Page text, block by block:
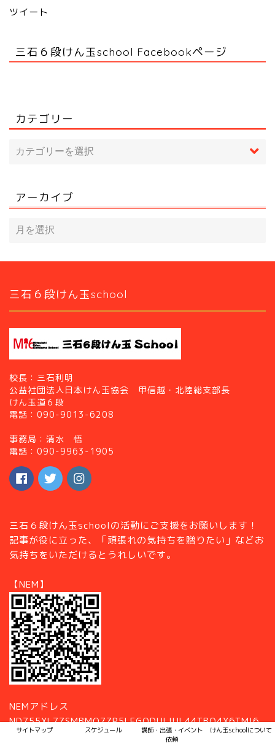
ツイート
三石６段けん玉school Facebookページ
カテゴリー
アーカイブ
三石６段けん玉school
校長：三石利明
公益社団法人日本けん玉協会 甲信越・北陸総支部長
けん玉道６段
電話：090-9013-6208
事務局：清水 悟
電話：090-9963-1905
三石６段けん玉schoolの活動にご支援をお願いします！
記事が役に立った、「頑張れの気持ちを贈りたい」などお
気持ちをいただけるとうれしいです。
【NEM】
NEMアドレス
ND755XL7ZSMBMO7ZP5LEGQDULIUL44TBO4X6TMI6
サイトマップ スケジュール
講師・出張・イベント
依頼
けん玉schoolについて